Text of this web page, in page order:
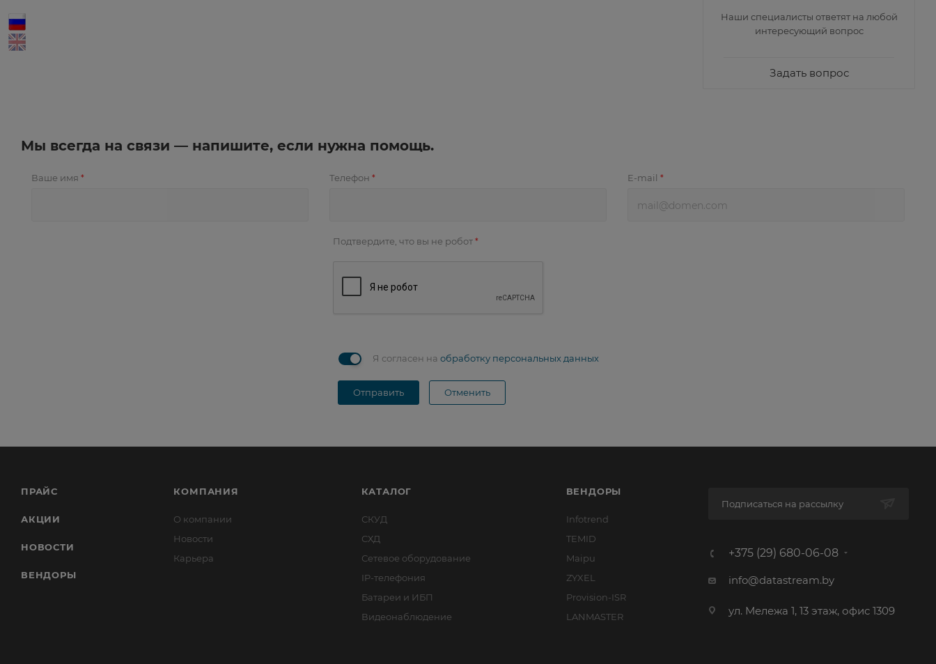
Наши специалисты ответят на любой
интересующий вопрос
Задать вопрос
Мы всегда на связи — напишите, если нужна помощь.
Ваше имя* Телефон* E-mail *
Подтвердите, что вы не робот *
Я согласен на обработку персональных данных
Отправить Отменить
ПРАЙС
АКЦИИ
НОВОСТИ
ВЕНДОРЫ
КОМПАНИЯ
О компании
Новости
Карьера
КАТАЛОГ
СКУД
СХД
Сетевое оборудование
IP-телефония
Батареи и ИБП
Видеонаблюдение
ВЕНДОРЫ
Infotrend
TEMID
Maipu
ZYXEL
Provision-ISR
LANMASTER
Подписаться на рассылку
+375 (29) 680-06-08
info@datastream.by
ул. Мележа 1, 13 этаж, офис 1309